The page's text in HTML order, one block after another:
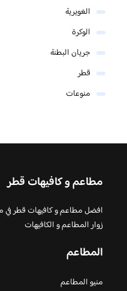
الغويرية
الوكرة
جريان البطنة
قطر
منوعات
مطاعم و كافيهات قطر
افضل مطاعم و كافيهات قطر
زوار المطاعم و الكافيهات
المطاعم
منيو المطاعم